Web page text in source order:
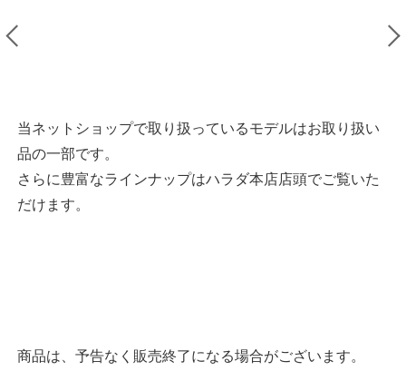
当ネットショップで取り扱っているモデルはお取り扱い
品の一部です。
さらに豊富なラインナップはハラダ本店店頭でご覧いた
だけます。
商品は、予告なく販売終了になる場合がございます。